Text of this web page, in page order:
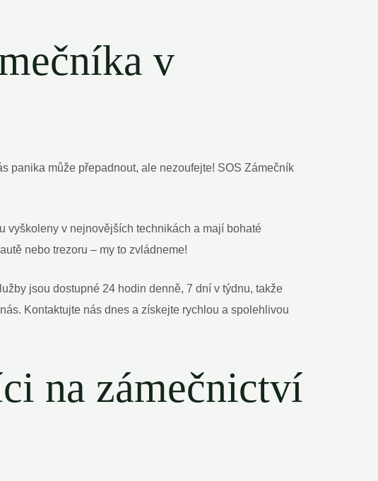
v
panika může přepadnout, ale nezoufejte! SOS Zámečník
vyškoleny v nejnovějších technikách a mají bohaté
nebo trezoru – my to zvládneme!
jsou dostupné 24 hodin denně, 7 dní v týdnu, takže
Kontaktujte nás dnes a získejte rychlou a spolehlivou
na zámečnictví